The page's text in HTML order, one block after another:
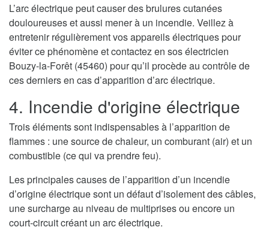
L’arc électrique peut causer des brulures cutanées
douloureuses et aussi mener à un incendie. Veillez à
entretenir régulièrement vos appareils électriques pour
éviter ce phénomène et contactez en sos électricien
Bouzy-la-Forêt (45460) pour qu’il procède au contrôle de
ces derniers en cas d’apparition d’arc électrique.
4. Incendie d'origine électrique
Trois éléments sont indispensables à l’apparition de
flammes : une source de chaleur, un comburant (air) et un
combustible (ce qui va prendre feu).
Les principales causes de l’apparition d’un incendie
d’origine électrique sont un défaut d’isolement des câbles,
une surcharge au niveau de multiprises ou encore un
court-circuit créant un arc électrique.